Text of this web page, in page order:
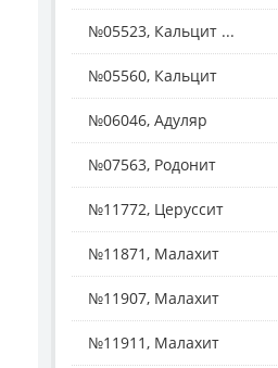
№05523, Кальцит ...
№05560, Кальцит
№06046, Адуляр
№07563, Родонит
№11772, Церуссит
№11871, Малахит
№11907, Малахит
№11911, Малахит